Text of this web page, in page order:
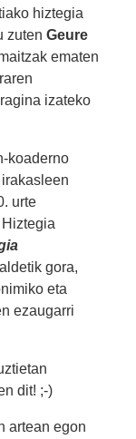
hiztegia
zutenGeure
ematen
izateko
koaderno
urte
gora,
eta
ezaugarri
dit! ;-)
artean egon